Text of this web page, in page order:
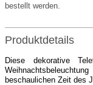
bestellt werden.
Produktdetails
Diese dekorative
beschaulichen Zeit des